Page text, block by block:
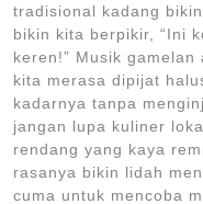
tradisional kadang
bikin kita berpikir, “Ini
keren!” Musik
kita merasa dipijat
kadarnya tanpa
jangan lupa kuliner
rendang yang kaya
rasanya bikin lidah
cuma untuk mencoba